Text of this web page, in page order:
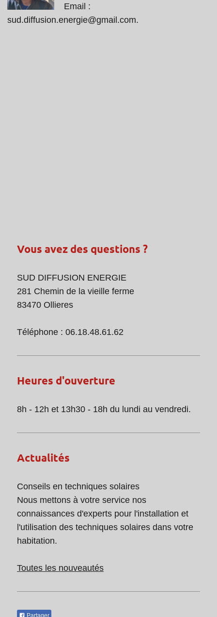
Email :
sud.diffusion.energie@gmail.com.
Vous avez des questions ?
SUD DIFFUSION ENERGIE
281 Chemin de la vieille ferme
83470 Ollieres
Téléphone : 06.18.48.61.62
Heures d'ouverture
8h - 12h et 13h30 - 18h du lundi au vendredi.
Actualités
Conseils en techniques solaires
Nous mettons à votre service nos
connaissances d'experts pour l'installation et
l'utilisation des techniques solaires dans votre
habitation.
Toutes les nouveautés
Partager